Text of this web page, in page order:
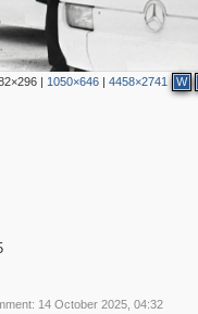
| 1050×646 |4458×2741 W
14 October 2025, 04:32